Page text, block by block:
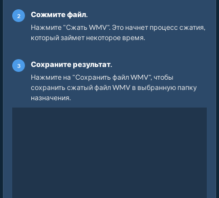
Сожмите файл.
Нажмите "Сжать WMV". Это начнет процесс сжатия,
который займет некоторое время.
Сохраните результат.
Нажмите на "Сохранить файл WMV", чтобы
сохранить сжатый файл WMV в выбранную папку
назначения.